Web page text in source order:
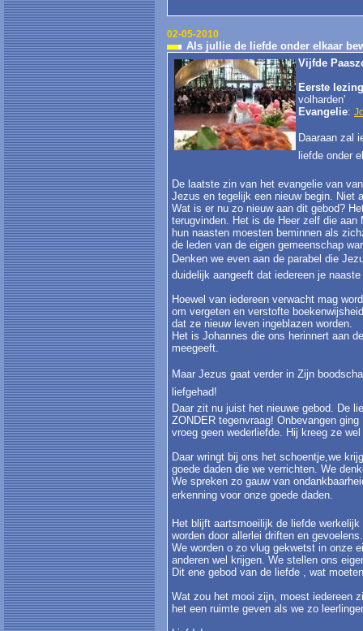
02-05-2010
Als jullie de liefde onder elkaar
Vijfde
Eerste lezing
volharden'
Evangelie:
Daaraan
liefde onder
De laatste zin van het evangelie van
Jezus en tegelijk een nieuw begin. Niet
Wat is er nu zo nieuw aan dit gebod?
terugvinden. Het is de Heer zelf die
hun naasten moesten beminnen als
de leden van de eigen gemeenschap
Denken we even aan de parabel die
duidelijk aangeeft dat iedereen je
Hoewel van iedereen verwacht mag
om vergeten en verstofte
dat ze nieuw leven ingeblazen worden.
Het is Johannes die ons herinnert aan
meegeeft.
Maar Jezus gaat verder in Zijn
liefgehad!
Daar zit nu juist het nieuwe gebod. De
ZONDER tegenvraag! Onbevangen
vroeg geen wederliefde. Hij kreeg ze
Daar wringt bij ons het schoentje,we
goede daden die we verrichten. We
We spreken zo gauw van
erkenning voor onze goede daden.
Het blijft aartsmoeilijk de liefde
worden door allerlei driften en gevoelens.
We worden o zo vlug gekwetst in onze
anderen wel krijgen. We stellen ons
Dit ene gebod van de liefde , wat
Wat zou het mooi zijn, moest iedereen
het een ruimte geven als we zo